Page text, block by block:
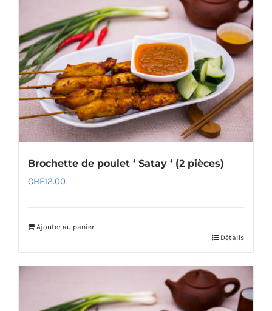
Brochette de poulet ‘ Satay ‘ (2 pièces)
CHF12.00
Ajouter au panier
Détails